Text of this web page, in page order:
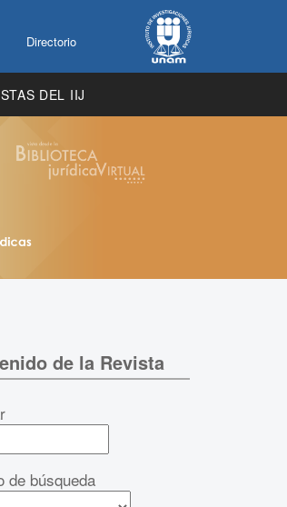
Directorio
DEL IIJ
de la Revista
de búsqueda